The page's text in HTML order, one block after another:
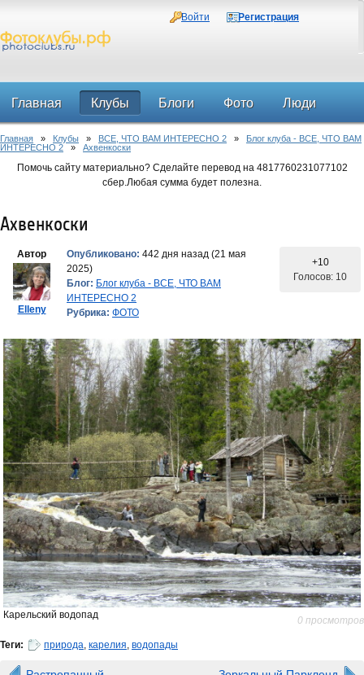
Войти Регистрация
Главная Клубы Блоги Фото Люди
Форум
Главная » Клубы » ВСЕ, ЧТО ВАМ ИНТЕРЕСНО 2 » Блог клуба - ВСЕ, ЧТО ВАМ
ИНТЕРЕСНО 2 » Ахвенкоски
Помочь сайту материально? Сделайте перевод на 4817760231077102
сбер.Любая сумма будет полезна.
Ахвенкоски
Автор
Elleny
Опубликовано: 442 дня назад (21 мая
2025)
Блог: Блог клуба - ВСЕ, ЧТО ВАМ
ИНТЕРЕСНО 2
Рубрика: ФОТО
+10
Голосов: 10
Карельский водопад 0 просмотров
Теги: природа, карелия, водопады